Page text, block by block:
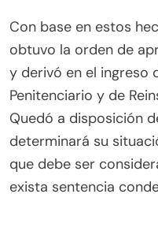
Con base en estos
obtuvo la orden de
y derivó en el ingreso
Penitenciario y de
Quedó a disposición
determinará su
que debe ser
exista sentencia